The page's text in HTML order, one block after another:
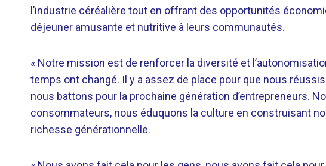
l’industrie céréalière tout en offrant des opportunités
déjeuner amusante et nutritive à leurs communautés.
« Notre mission est de renforcer la diversité et
temps ont changé. Il y a assez de place pour que nous
nous battons pour la prochaine génération d’entrepreneurs.
consommateurs, nous éduquons la culture en construisant
richesse générationnelle.